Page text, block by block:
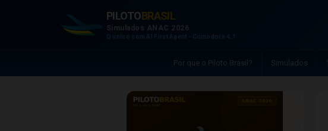
PILOTOBRASIL
Simulados ANAC 2026
O único com AI First Agent - Comodore 4.1
Por que o Piloto Brasil? Simulados